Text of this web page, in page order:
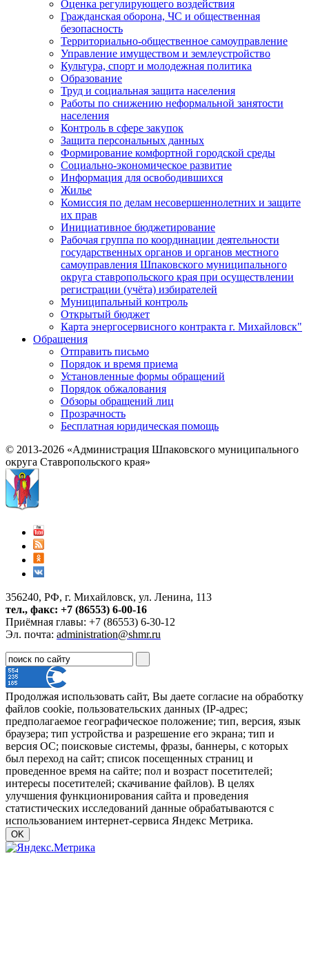
Оценка регулирующего воздействия
Гражданская оборона, ЧС и общественная
безопасность
Территориально-общественное самоуправление
Управление имуществом и землеустройство
Культура, спорт и молодежная политика
Образование
Труд и социальная защита населения
Работы по снижению неформальной занятости
населения
Контроль в сфере закупок
Защита персональных данных
Формирование комфортной городской среды
Социально-экономическое развитие
Информация для освободившихся
Жилье
Комиссия по делам несовершеннолетних и защите
их прав
Инициативное бюджетирование
Рабочая группа по координации деятельности
государственных органов и органов местного
самоуправления Шпаковского муниципального
округа ставропольского края при осуществлении
регистрации (учёта) избирателей
Муниципальный контроль
Открытый бюджет
Карта энергосервисного контракта г. Михайловск"
Обращения
Отправить письмо
Порядок и время приема
Установленные формы обращений
Порядок обжалования
Обзоры обращений лиц
Прозрачность
Бесплатная юридическая помощь
© 2013-2026 «Администрация Шпаковского муниципального
округа Ставропольского края»
356240, РФ, г. Михайловск, ул. Ленина, 113
тел., факс: +7 (86553) 6-00-16
Приёмная главы: +7 (86553) 6-30-12
Эл. почта: administration@shmr.ru
Продолжая использовать сайт, Вы даете согласие на обработку
файлов cookie, пользовательских данных (IP-адрес;
предполагаемое географическое положение; тип, версия, язык
браузера; тип устройства и разрешение его экрана; тип и
версия ОС; поисковые системы, фразы, баннеры, с которых
был переход на сайт; список посещенных страниц и
проведенное время на сайте; пол и возраст посетителей;
интересы посетителей; скачивание файлов). В целях
улучшения функционирования сайта и проведения
статистических исследований данные обрабатываются с
использованием интернет-сервиса Яндекс Метрика.
OK